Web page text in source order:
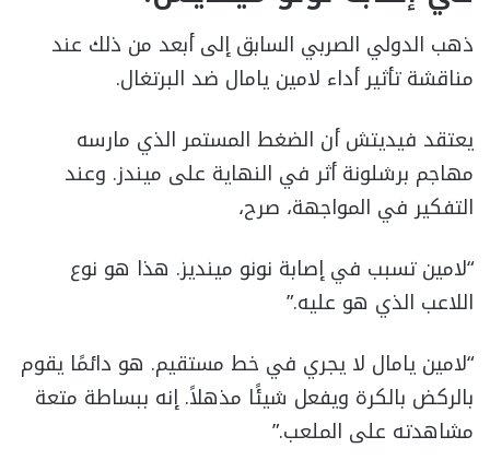
ذهب الدولي الصربي السابق إلى أبعد من ذلك عند
مناقشة تأثير أداء لامين يامال ضد البرتغال.
يعتقد فيديتش أن الضغط المستمر الذي مارسه
مهاجم برشلونة أثر في النهاية على ميندز. وعند
التفكير في المواجهة، صرح،
“لامين تسبب في إصابة نونو مينديز. هذا هو نوع
اللاعب الذي هو عليه.”
“لامين يامال لا يجري في خط مستقيم. هو دائمًا يقوم
بالركض بالكرة ويفعل شيئًا مذهلاً. إنه ببساطة متعة
مشاهدته على الملعب.”